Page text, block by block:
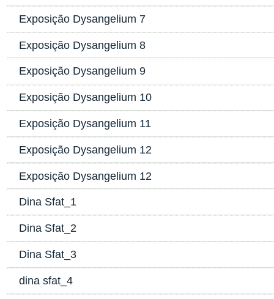
Exposição Dysangelium 7
Exposição Dysangelium 8
Exposição Dysangelium 9
Exposição Dysangelium 10
Exposição Dysangelium 11
Exposição Dysangelium 12
Exposição Dysangelium 12
Dina Sfat_1
Dina Sfat_2
Dina Sfat_3
dina sfat_4